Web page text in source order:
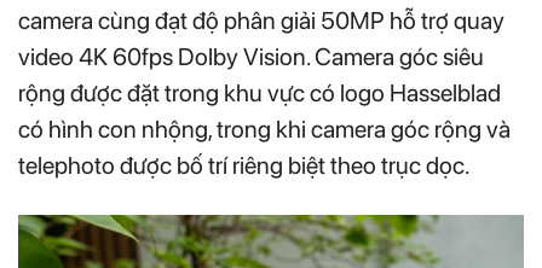
camera cùng đạt độ phân giải 50MP hỗ trợ quay
video 4K 60fps Dolby Vision. Camera góc siêu
rộng được đặt trong khu vực có logo Hasselblad
có hình con nhộng, trong khi camera góc rộng và
telephoto được bố trí riêng biệt theo trục dọc.